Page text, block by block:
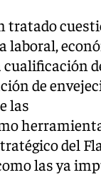
tratado
laboral,
cualificación
de
las
del
las ya